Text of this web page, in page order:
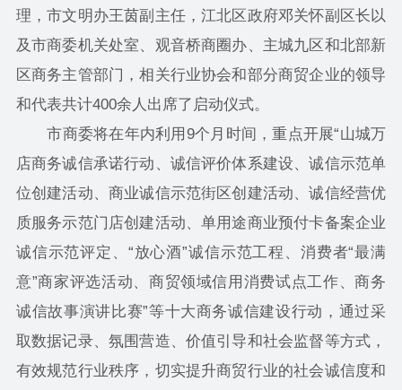
理，市文明办王茵副主任，江北区政府邓关怀副区长以
及市商委机关处室、观音桥商圈办、主城九区和北部新
区商务主管部门，相关行业协会和部分商贸企业的领导
和代表共计400余人出席了启动仪式。
市商委将在年内利用9个月时间，重点开展“山城万
店商务诚信承诺行动、诚信评价体系建设、诚信示范单
位创建活动、商业诚信示范街区创建活动、诚信经营优
质服务示范门店创建活动、单用途商业预付卡备案企业
诚信示范评定、“放心酒”诚信示范工程、消费者“最满
意”商家评选活动、商贸领域信用消费试点工作、商务
诚信故事演讲比赛”等十大商务诚信建设行动，通过采
取数据记录、氛围营造、价值引导和社会监督等方式，
有效规范行业秩序，切实提升商贸行业的社会诚信度和